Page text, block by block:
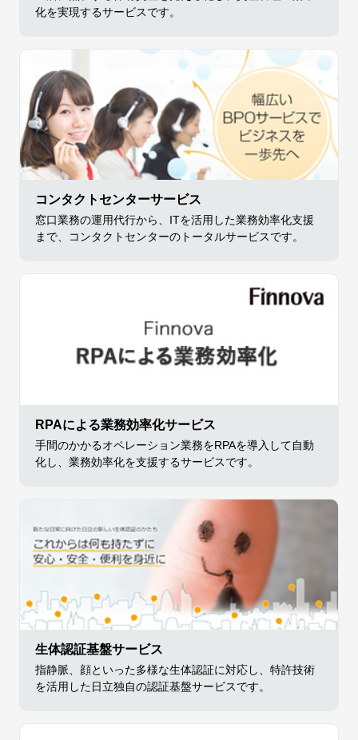
化を実現するサービスです。
コンタクトセンターサービス
窓口業務の運用代行から、ITを活用した業務効率化支援
まで、コンタクトセンターのトータルサービスです。
RPAによる業務効率化サービス
手間のかかるオペレーション業務をRPAを導入して自動
化し、業務効率化を支援するサービスです。
生体認証基盤サービス
指静脈、顔といった多様な生体認証に対応し、特許技術
を活用した日立独自の認証基盤サービスです。